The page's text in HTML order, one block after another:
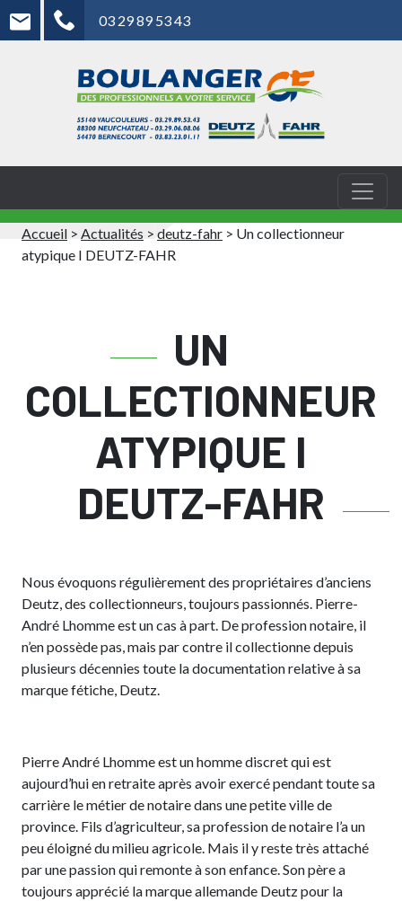
03 29 89 53 43
Accueil > Actualités > deutz-fahr > Un collectionneur
atypique I DEUTZ-FAHR
UN
COLLECTIONNEUR
ATYPIQUE I
DEUTZ-FAHR
Nous évoquons régulièrement des propriétaires d’anciens
Deutz, des collectionneurs, toujours passionnés. Pierre-
André Lhomme est un cas à part. De profession notaire, il
n’en possède pas, mais par contre il collectionne depuis
plusieurs décennies toute la documentation relative à sa
marque fétiche, Deutz.
Pierre André Lhomme est un homme discret qui est
aujourd’hui en retraite après avoir exercé pendant toute sa
carrière le métier de notaire dans une petite ville de
province. Fils d’agriculteur, sa profession de notaire l’a un
peu éloigné du milieu agricole. Mais il y reste très attaché
par une passion qui remonte à son enfance. Son père a
toujours apprécié la marque allemande Deutz pour la